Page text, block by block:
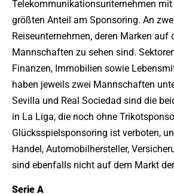
Telekommunikationsunternehmen mit
größten Anteil am Sponsoring. An
Reiseunternehmen, deren Marken auf
Mannschaften zu sehen sind.
Finanzen, Immobilien sowie
haben jeweils zwei Mannschaften
Sevilla und Real Sociedad sind die
in La Liga, die noch ohne
Glücksspielsponsoring ist verboten,
Handel, Automobilhersteller,
sind ebenfalls nicht auf dem Markt
Serie A